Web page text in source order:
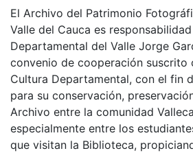
El Archivo del Patrimonio
Valle del Cauca es
Departamental del Valle Jorge
convenio de cooperación suscrito
Cultura Departamental, con el fin
para su conservación,
Archivo entre la comunidad
especialmente entre los
que visitan la Biblioteca,